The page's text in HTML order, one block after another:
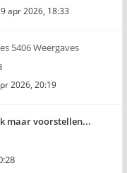
apr 2026, 18:33
5406 Weergaves
2026, 20:19
maar voorstellen...